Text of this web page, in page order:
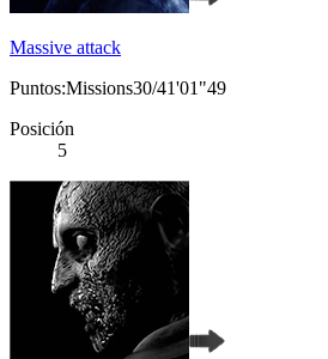
Massive attack
Puntos:Missions30/41'01"49
Posición
5